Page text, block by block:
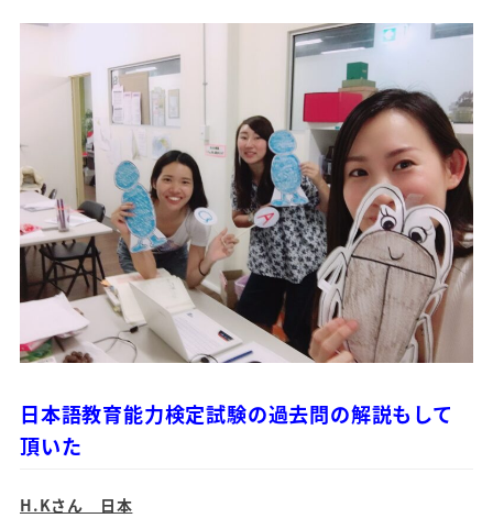
日本語教育能力検定試験の過去問の解説もして
頂いた
H.Kさん 日本